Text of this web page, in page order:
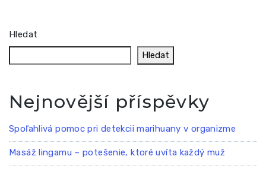
Hledat
Hledat
Nejnovější příspěvky
Spoľahlivá pomoc pri detekcii marihuany v organizme
Masáž lingamu – potešenie, ktoré uvíta každý muž